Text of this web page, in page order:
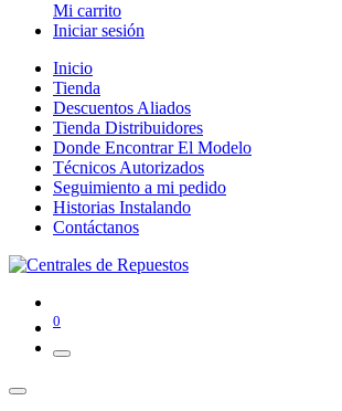
Mi carrito
Iniciar sesión
Inicio
Tienda
Descuentos Aliados
Tienda Distribuidores
Donde Encontrar El Modelo
Técnicos Autorizados
Seguimiento a mi pedido
Historias Instalando
Contáctanos
0